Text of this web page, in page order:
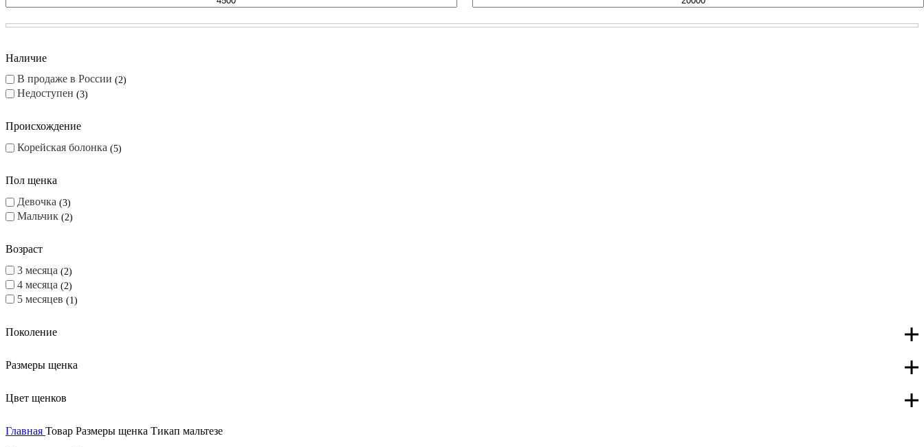
Наличие
В продаже в России
2
Недоступен 3
Происхождение
Корейская болонка
5
Пол щенка
Девочка
3
Мальчик 2
Возраст
3 месяца
2
4 месяца 2
5 месяцев 1
Поколение
Размеры щенка
Цвет щенков
Главная Товар Размеры щенка Тикап мальтезе